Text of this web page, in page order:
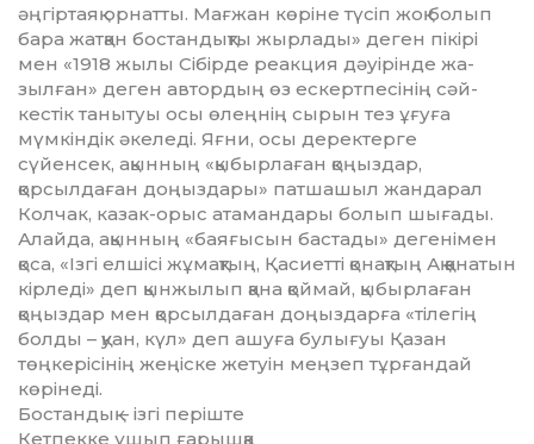
әңгiртаяқ орнатты. Мағжан көрiне түсiп жоқ болып
бара жатқан бостандықты жырлады» деген пікірі
мен «1918 жылы Сібірде реакция дәуірінде жа­­
зылған» деген автордың өз ескертпесінің сәй­
кестік танытуы осы өлеңнің сырын тез ұғу­ға
мүмкіндік әкеледі. Яғни, осы деректерге
сүйенсек, ақынның «қыбырлаған қоңыздар,
қорсылдаған доңыздары» патшашыл жандарал
Колчак, казак-орыс атамандары болып шығады.
Алайда, ақынның «баяғысын бастады» дегенімен
қоса, «Ізгі елшісі жұмақтың, Қа­­сиетті қонақтың Ақ қанатын
кірледі» деп қынжылып қана қоймай, қыбырлаған
қоңыз­дар мен қорсылдаған доңыздарға «тілегің
бол­ды – қуан, күл» деп ашуға булығуы Қазан
төңкерісінің жеңіске жетуін меңзеп тұрғандай
көрінеді.
Бостандық – ізгі періште
Кетпекке ұшып ғарышқа